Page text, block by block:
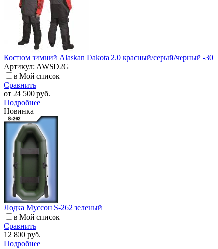
Костюм зимний Alaskan Dakota 2.0 красный/серый/черный -30
Артикул: AWSD2G
в Мой список
Сравнить
от 24 500 руб.
Подробнее
Новинка
Лодка Муссон S-262 зеленый
в Мой список
Сравнить
12 800 руб.
Подробнее